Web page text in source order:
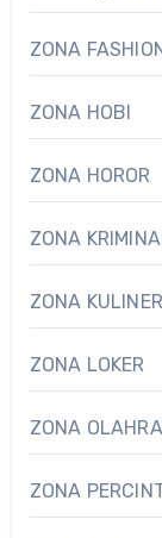
ZONA FASHION
ZONA HOBI
ZONA HOROR
ZONA
ZONA KULINER
ZONA LOKER
ZONA
ZONA